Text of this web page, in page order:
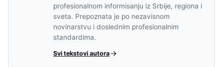
profesionalnom informisanju iz Srbije, regiona i
sveta. Prepoznata je po nezavisnom
novinarstvu i doslednim profesionalnim
standardima.
Svi tekstovi autora